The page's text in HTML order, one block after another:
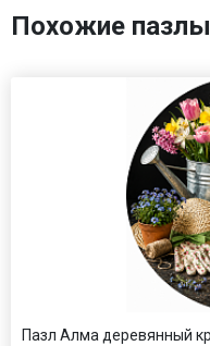
Похожие пазлы
Пазл Алма деревянный